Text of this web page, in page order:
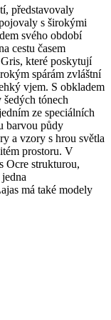
představovaly
s širokými
svého období
cestu časem
které poskytují
spárám zvláštní
vjem. S obkladem
tónech
ze speciálních
barvou půdy
a vzory s hrou světla
prostoru. V
Ocre strukturou,
má také modely